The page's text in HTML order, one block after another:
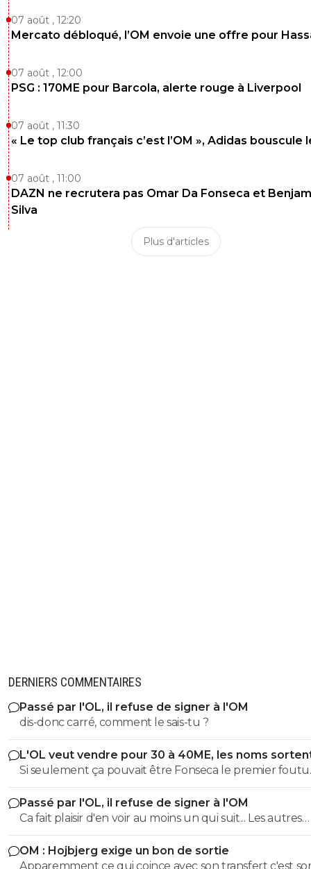
07 août , 12:20
Mercato débloqué, l’OM envoie une offre pour
07 août , 12:00
PSG : 170ME pour Barcola, alerte rouge à Liverpool
07 août , 11:30
« Le top club français c’est l’OM », Adidas bouscule
07 août , 11:00
DAZN ne recrutera pas Omar Da Fonseca et
Silva
Plus d'articles
DERNIERS COMMENTAIRES
Passé par l'OL, il refuse de signer à l'OM
dis-donc carré, comment le sais-tu ?
L'OL veut vendre pour 30 à 40ME, les noms
Si seulement ça pouvait être Fonseca le premier foutu
dehors, l'OL et ce très bon effectif s'en porterait tout
mieux
Passé par l'OL, il refuse de signer à l'OM
Ca fait plaisir d'en voir au moins un qui suit... Les autres
doivent être des abrutis de supporters non ?
OM : Hojbjerg exige un bon de sortie
Apparemment ce qui coince avec son transfert c'est